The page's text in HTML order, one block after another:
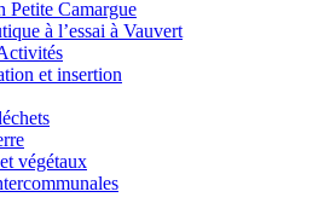
Petite Camargue
à l’essai à Vauvert
et insertion
végétaux